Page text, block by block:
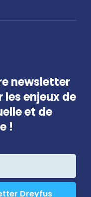
newsletter
enjeux de
et de
!
Dreyfus